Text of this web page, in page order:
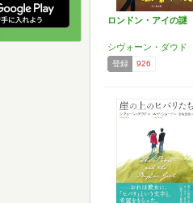
ロンドン・アイの謎
シヴォーン・ダウド
登録 926